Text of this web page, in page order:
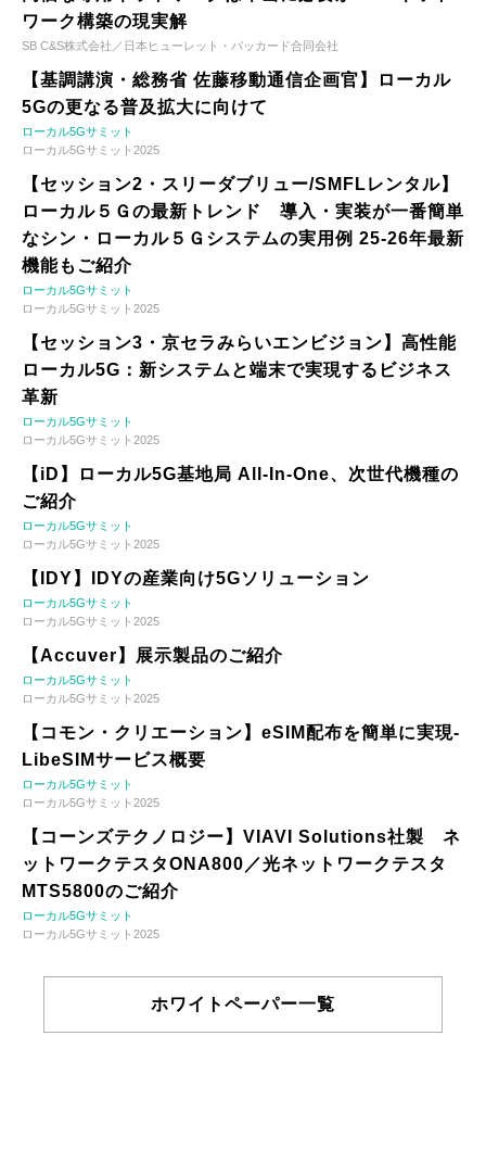
ワーク構築の現実解
SB C&S株式会社／日本ヒューレット・パッカード合同会社
【基調講演・総務省 佐藤移動通信企画官】ローカル
5Gの更なる普及拡大に向けて
ローカル5Gサミット
ローカル5Gサミット2025
【セッション2・スリーダブリュー/SMFLレンタル】
ローカル５Ｇの最新トレンド 導入・実装が一番簡単
なシン・ローカル５Ｇシステムの実用例 25-26年最新
機能もご紹介
ローカル5Gサミット
ローカル5Gサミット2025
【セッション3・京セラみらいエンビジョン】高性能
ローカル5G：新システムと端末で実現するビジネス
革新
ローカル5Gサミット
ローカル5Gサミット2025
【iD】ローカル5G基地局 All-In-One、次世代機種の
ご紹介
ローカル5Gサミット
ローカル5Gサミット2025
【IDY】IDYの産業向け5Gソリューション
ローカル5Gサミット
ローカル5Gサミット2025
【Accuver】展示製品のご紹介
ローカル5Gサミット
ローカル5Gサミット2025
【コモン・クリエーション】eSIM配布を簡単に実現-
LibeSIMサービス概要
ローカル5Gサミット
ローカル5Gサミット2025
【コーンズテクノロジー】VIAVI Solutions社製 ネ
ットワークテスタONA800／光ネットワークテスタ
MTS5800のご紹介
ローカル5Gサミット
ローカル5Gサミット2025
ホワイトペーパー一覧